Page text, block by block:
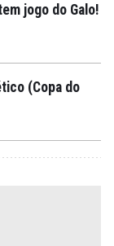
jogo do Galo!
(Copa do